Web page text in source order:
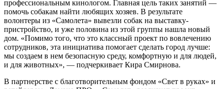
профессиональным кинологом. Главная цель таких занятий —
помочь собакам найти любящих хозяев. В результате
волонтеры из «Самолета» вывезли собак на выставку-
пристройство, и уже половина из этой группы нашла новый
дом. «Помимо того, что это классный проект по вовлечению
сотрудников, эта инициатива помогает сделать город лучше:
мы создаем в нем безопасную среду, комфортную и для людей,
и для животных», — подчеркивает Кира Смирнова.
В партнерстве с благотворительным фондом «Свет в руках» и